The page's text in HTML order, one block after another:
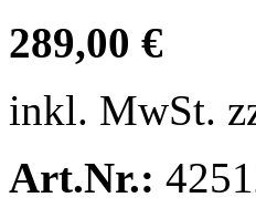
289,00 €
inkl. MwSt.
Art.Nr.: